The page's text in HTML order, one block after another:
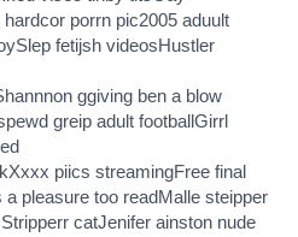
porrn pic2005 aduult
fetijsh videosHustler
ggiving ben a blow
greip adult footballGirrl
piics streamingFree final
pleasure too readMalle steipper
catJenifer ainston nude